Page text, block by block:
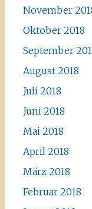
November
Oktober 2018
September
August 2018
Juli 2018
Juni 2018
Mai 2018
April 2018
März 2018
Februar 2018